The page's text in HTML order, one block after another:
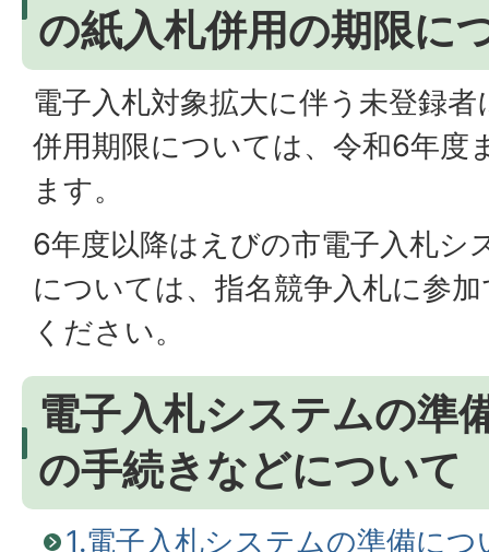
の紙入札併用の期限に
電子入札対象拡大に伴う未登録
併用期限については、令和6年度
ます。
6年度以降はえびの市電子入札シ
については、指名競争入札に参
ください。
電子入札システムの準
の手続きなどについて
1.電子入札システムの準備につ